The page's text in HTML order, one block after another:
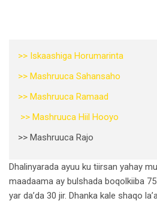
>> Iskaashiga Horumarinta
>> Mashruuca Sahansaho
>> Mashruuca Ramaad
>> Mashruuca Hiil Hooyo
>> Mashruuca Rajo
Dhalinyarada ayuu ku tiirsan yahay
maadaama ay bulshada boqolkiiba
yar da’da 30 jir. Dhanka kale shaqo